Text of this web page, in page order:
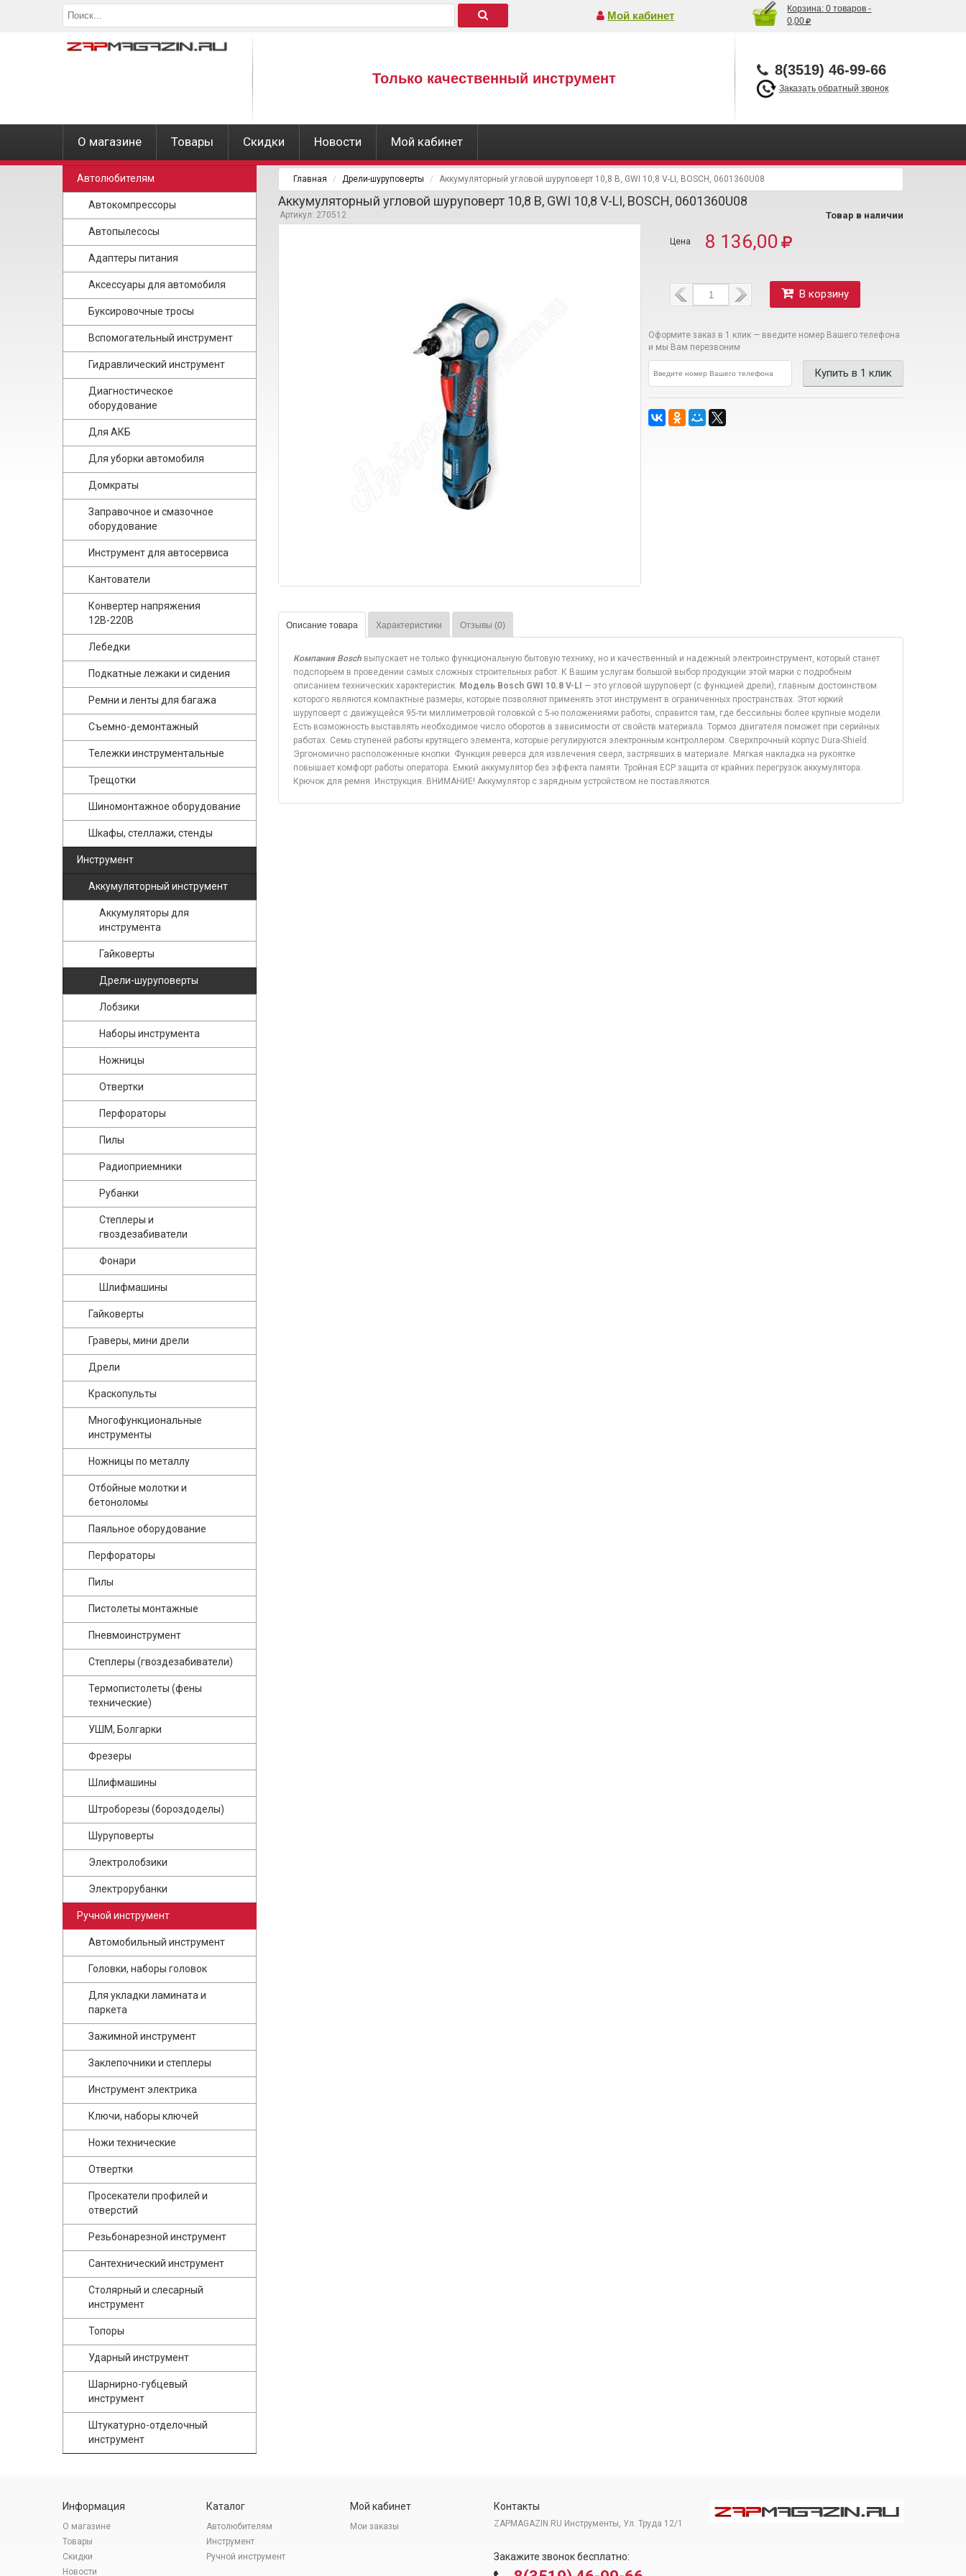
Мой кабинет
Корзина: 0 товаров -
0,00
Только качественный инструмент
8(3519) 46-99-66
Заказать обратный звонок
О магазине Товары Скидки Новости Мой кабинет
Автолюбителям
Автокомпрессоры
Автопылесосы
Адаптеры питания
Аксессуары для автомобиля
Буксировочные тросы
Вспомогательный инструмент
Гидравлический инструмент
Диагностическое
оборудование
Для АКБ
Для уборки автомобиля
Домкраты
Заправочное и смазочное
оборудование
Инструмент для автосервиса
Кантователи
Конвертер напряжения
12В-220В
Лебедки
Подкатные лежаки и сидения
Ремни и ленты для багажа
Съемно-демонтажный
Тележки инструментальные
Трещотки
Шиномонтажное оборудование
Шкафы, стеллажи, стенды
Инструмент
Аккумуляторный инструмент
Аккумуляторы для
инструмента
Гайковерты
Дрели-шуруповерты
Лобзики
Наборы инструмента
Ножницы
Отвертки
Перфораторы
Пилы
Радиоприемники
Рубанки
Степлеры и
гвоздезабиватели
Фонари
Шлифмашины
Гайковерты
Граверы, мини дрели
Дрели
Краскопульты
Многофункциональные
инструменты
Ножницы по металлу
Отбойные молотки и
бетоноломы
Паяльное оборудование
Перфораторы
Пилы
Пистолеты монтажные
Пневмоинструмент
Степлеры (гвоздезабиватели)
Термопистолеты (фены
технические)
УШМ, Болгарки
Фрезеры
Шлифмашины
Штроборезы (бороздоделы)
Шуруповерты
Электролобзики
Электрорубанки
Ручной инструмент
Автомобильный инструмент
Головки, наборы головок
Для укладки ламината и
паркета
Зажимной инструмент
Заклепочники и степлеры
Инструмент электрика
Ключи, наборы ключей
Ножи технические
Отвертки
Просекатели профилей и
отверстий
Резьбонарезной инструмент
Сантехнический инструмент
Столярный и слесарный
инструмент
Топоры
Ударный инструмент
Шарнирно-губцевый
инструмент
Штукатурно-отделочный
инструмент
Главная Дрели-шуруповерты Аккумуляторный угловой шуруповерт 10,8 В, GWI 10,8 V-LI, BOSCH, 0601360U08
Аккумуляторный угловой шуруповерт 10,8 В, GWI 10,8 V-LI, BOSCH, 0601360U08
Артикул: 270512 Товар в наличии
8 136,00
В корзину
Оформите заказ в 1 клик — введите номер Вашего телефона
и мы Вам перезвоним
Описание товара Характеристики Отзывы (0)
Компания Bosch выпускает не только функциональную бытовую технику, но и качественный и надежный электроинструмент, который станет
подспорьем в проведении самых сложных строительных работ. К Вашим услугам большой выбор продукции этой марки с подробным
описанием технических характеристик. Модель Bosch GWI 10.8 V-LI — это угловой шуруповерт (с функцией дрели), главным достоинством
которого являются компактные размеры, которые позволяют применять этот инструмент в ограниченных пространствах. Этот юркий
шуруповерт с движущейся 95-ти миллиметровой головкой с 5-ю положениями работы, справится там, где бессильны более крупные модели.
Есть возможность выставлять необходимое число оборотов в зависимости от свойств материала. Тормоз двигателя поможет при серийных
работах. Семь ступеней работы крутящего элемента, которые регулируются электронным контроллером. Сверхпрочный корпус Dura-Shield.
Эргономично расположенные кнопки. Функция реверса для извлечения сверл, застрявших в материале. Мягкая накладка на рукоятке
повышает комфорт работы оператора. Емкий аккумулятор без эффекта памяти. Тройная ECP защита от крайних перегрузок аккумулятора.
Крючок для ремня. Инструкция. ВНИМАНИЕ! Аккумулятор с зарядным устройством не поставляются.
Информация
О магазине
Товары
Скидки
Новости
Каталог
Автолюбителям
Инструмент
Ручной инструмент
Мой кабинет
Мои заказы
Контакты
ZAPMAGAZIN.RU Инструменты, Ул. Труда 12/1
Закажите звонок бесплатно: